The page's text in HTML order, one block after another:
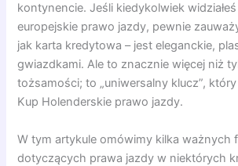
kontynencie. Jeśli kiedykolwiek
europejskie prawo jazdy, pewnie
jak karta kredytowa – jest eleganckie,
gwiazdkami. Ale to znacznie więcej niż
tożsamości; to „uniwersalny klucz”, który
Kup Holenderskie prawo jazdy.
W tym artykule omówimy kilka ważnych
dotyczących prawa jazdy w niektórych